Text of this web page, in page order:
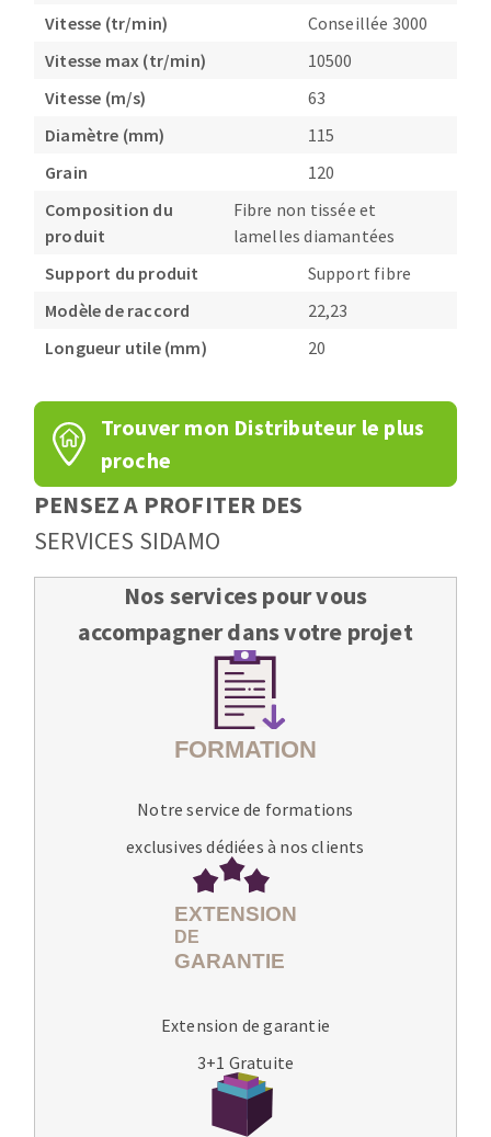
Vitesse (tr/min)
Conseillée 3000
Vitesse max (tr/min)
10500
Vitesse (m/s)
63
Diamètre (mm)
115
Grain
120
Composition du
produit
Fibre non tissée et
lamelles diamantées
Support du produit
Support fibre
Modèle de raccord
22,23
Longueur utile (mm)
20
Trouver mon Distributeur le plus
proche
PENSEZ A PROFITER DES
SERVICES SIDAMO
Nos services pour vous
accompagner dans votre projet
Notre service de formations
exclusives dédiées à nos clients
Extension de garantie
3+1 Gratuite